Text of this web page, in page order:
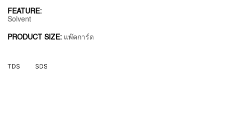
FEATURE:
Solvent
PRODUCT SIZE: แพ๊คการ์ด